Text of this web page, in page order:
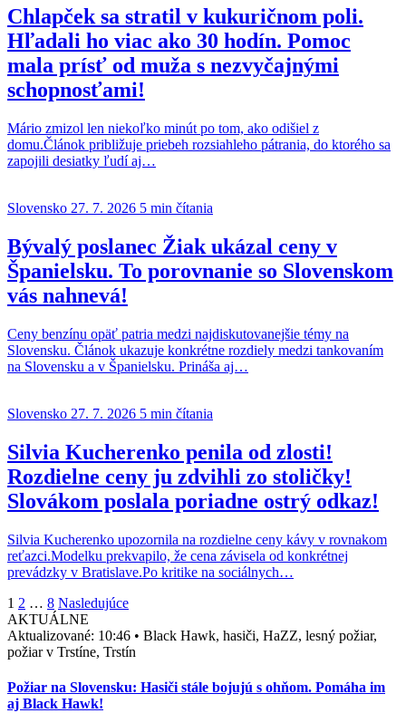
Chlapček sa stratil v kukuričnom poli.
Hľadali ho viac ako 30 hodín. Pomoc
mala prísť od muža s nezvyčajnými
schopnosťami!
Mário zmizol len niekoľko minút po tom, ako odišiel z
domu.Článok približuje priebeh rozsiahleho pátrania, do ktorého sa
zapojili desiatky ľudí aj…
Slovensko 27. 7. 2026 5 min čítania
Bývalý poslanec Žiak ukázal ceny v
Španielsku. To porovnanie so Slovenskom
vás nahnevá!
Ceny benzínu opäť patria medzi najdiskutovanejšie témy na
Slovensku. Článok ukazuje konkrétne rozdiely medzi tankovaním
na Slovensku a v Španielsku. Prináša aj…
Slovensko 27. 7. 2026 5 min čítania
Silvia Kucherenko penila od zlosti!
Rozdielne ceny ju zdvihli zo stoličky!
Slovákom poslala poriadne ostrý odkaz!
Silvia Kucherenko upozornila na rozdielne ceny kávy v rovnakom
reťazci.Modelku prekvapilo, že cena závisela od konkrétnej
prevádzky v Bratislave.Po kritike na sociálnych…
Stránkovanie
príspevkov
1 2 … 8 Nasledujúce
AKTUÁLNE
Aktualizované: 10:46 • Black Hawk, hasiči, HaZZ, lesný požiar,
požiar v Trstíne, Trstín
Požiar na Slovensku: Hasiči stále bojujú s ohňom. Pomáha im
aj Black Hawk!